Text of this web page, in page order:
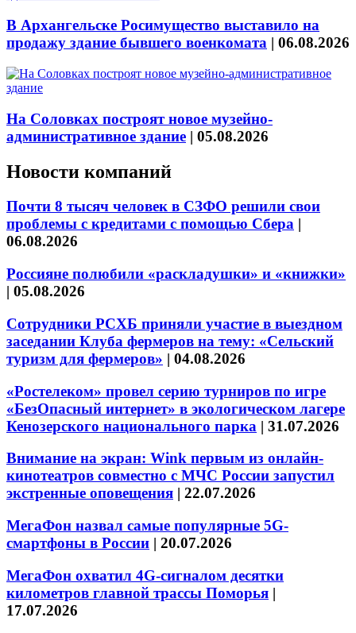
В Архангельске Росимущество выставило на
продажу здание бывшего военкомата | 06.08.2026
На Соловках построят новое музейно-
административное здание | 05.08.2026
Новости компаний
Почти 8 тысяч человек в СЗФО решили свои
проблемы с кредитами с помощью Сбера |
06.08.2026
Россияне полюбили «раскладушки» и «книжки»
| 05.08.2026
Сотрудники РСХБ приняли участие в выездном
заседании Клуба фермеров на тему: «Сельский
туризм для фермеров» | 04.08.2026
«Ростелеком» провел серию турниров по игре
«БезОпасный интернет» в экологическом лагере
Кенозерского национального парка | 31.07.2026
Внимание на экран: Wink первым из онлайн-
кинотеатров совместно с МЧС России запустил
экстренные оповещения | 22.07.2026
МегаФон назвал самые популярные 5G-
смартфоны в России | 20.07.2026
МегаФон охватил 4G-сигналом десятки
километров главной трассы Поморья |
17.07.2026